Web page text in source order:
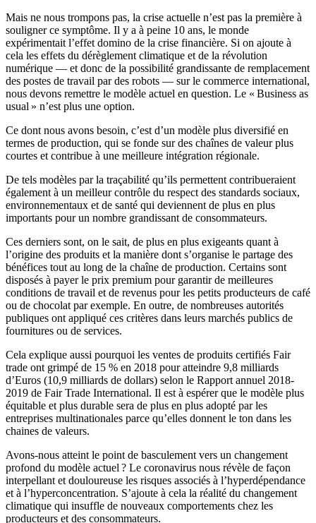
Mais ne nous trompons pas, la crise actuelle n’est pas la première à
souligner ce symptôme. Il y a à peine 10 ans, le monde
expérimentait l’effet domino de la crise financière. Si on ajoute à
cela les effets du dérèglement climatique et de la révolution
numérique — et donc de la possibilité grandissante de remplacement
des postes de travail par des robots — sur le commerce international,
nous devons remettre le modèle actuel en question. Le « Business as
usual » n’est plus une option.
Ce dont nous avons besoin, c’est d’un modèle plus diversifié en
termes de production, qui se fonde sur des chaînes de valeur plus
courtes et contribue à une meilleure intégration régionale.
De tels modèles par la traçabilité qu’ils permettent contribueraient
également à un meilleur contrôle du respect des standards sociaux,
environnementaux et de santé qui deviennent de plus en plus
importants pour un nombre grandissant de consommateurs.
Ces derniers sont, on le sait, de plus en plus exigeants quant à
l’origine des produits et la manière dont s’organise le partage des
bénéfices tout au long de la chaîne de production. Certains sont
disposés à payer le prix premium pour garantir de meilleures
conditions de travail et de revenus pour les petits producteurs de café
ou de chocolat par exemple. En outre, de nombreuses autorités
publiques ont appliqué ces critères dans leurs marchés publics de
fournitures ou de services.
Cela explique aussi pourquoi les ventes de produits certifiés Fair
trade ont grimpé de 15 % en 2018 pour atteindre 9,8 milliards
d’Euros (10,9 milliards de dollars) selon le Rapport annuel 2018-
2019 de Fair Trade International. Il est à espérer que le modèle plus
équitable et plus durable sera de plus en plus adopté par les
entreprises multinationales parce qu’elles donnent le ton dans les
chaines de valeurs.
Avons-nous atteint le point de basculement vers un changement
profond du modèle actuel ? Le coronavirus nous révèle de façon
interpellant et douloureuse les risques associés à l’hyperdépendance
et à l’hyperconcentration. S’ajoute à cela la réalité du changement
climatique qui insuffle de nouveaux comportements chez les
producteurs et des consommateurs.